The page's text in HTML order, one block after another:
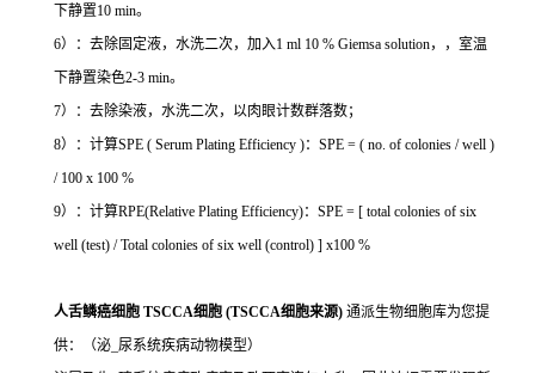
下静置10 min。
6）：去除固定液，水洗二次，加入1 ml 10 % Giemsa solution，，室温
下静置染色2-3 min。
7）：去除染液，水洗二次，以肉眼计数群落数；
8）：计算SPE ( Serum Plating Efficiency )：SPE = ( no. of colonies / well )
/ 100 x 100 %
9）：计算RPE(Relative Plating Efficiency)：SPE = [ total colonies of six
well (test) / Total colonies of six well (control) ] x100 %
人舌鳞癌细胞 TSCCA细胞 (TSCCA细胞来源) 通派生物细胞库为您提
供：（泌_尿系统疾病动物模型）